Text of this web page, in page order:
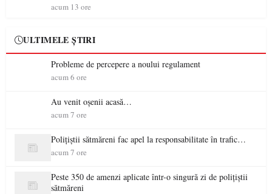
acum 13 ore
ULTIMELE ȘTIRI
Probleme de percepere a noului regulament
acum 6 ore
Au venit oșenii acasă…
acum 7 ore
Polițiștii sătmăreni fac apel la responsabilitate în trafic…
acum 7 ore
Peste 350 de amenzi aplicate într-o singură zi de polițiștii
sătmăreni